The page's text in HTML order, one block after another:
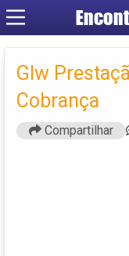
Glw
Cobrança
Compartilhar